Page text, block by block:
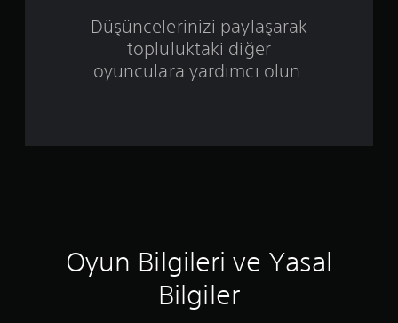
i
n
Düşüncelerinizi paylaşarak
topluluktaki diğer
oyunculara yardımcı olun.
Oyun Bilgileri ve Yasal
Bilgiler